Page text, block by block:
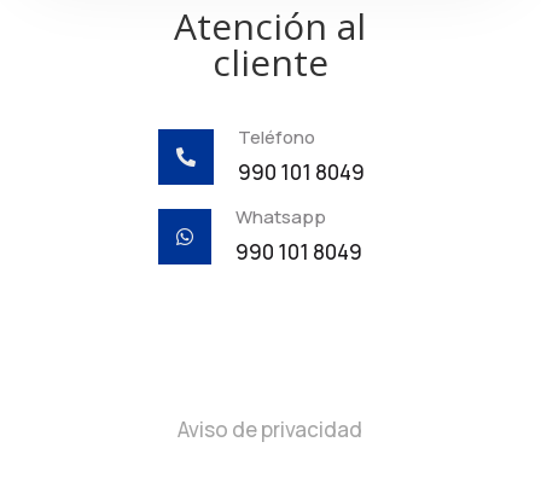
Atención al
cliente

Teléfono
990 101 8049

Whatsapp
990 101 8049
Aviso de privacidad